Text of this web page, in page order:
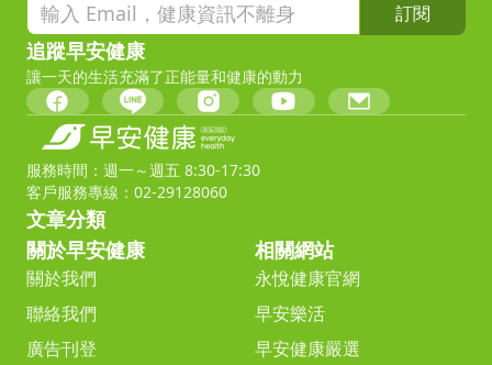
訂閱
追蹤早安健康
讓一天的生活充滿了正能量和健康的動力
服務時間：週一～週五 8:30-17:30
客戶服務專線：02-29128060
文章分類
關於早安健康
關於我們
聯絡我們
廣告刊登
相關網站
永悅健康官網
早安樂活
早安健康嚴選